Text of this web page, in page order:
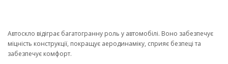
Автоскло відіграє багатогранну роль у автомобілі. Воно забезпечує
міцність конструкції, покращує аеродинаміку, сприяє безпеці та
забезпечує комфорт.